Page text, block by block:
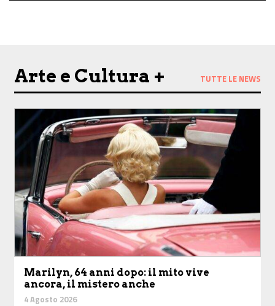
Arte e Cultura + TUTTE LE NEWS
Marilyn, 64 anni dopo: il mito vive
ancora, il mistero anche
4 Agosto 2026